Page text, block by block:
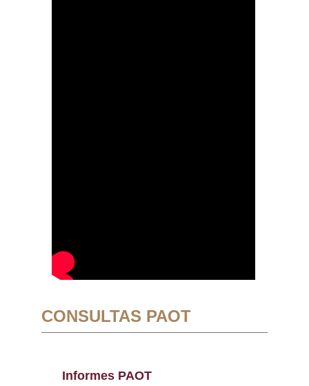
CONSULTAS PAOT
Informes PAOT